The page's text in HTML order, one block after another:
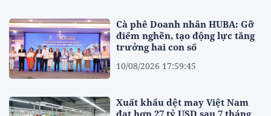
Cà phê Doanh nhân HUBA: Gỡ
điểm nghẽn, tạo động lực tăng
trưởng hai con số
10/08/2026 17:59:45
Xuất khẩu dệt may Việt Nam